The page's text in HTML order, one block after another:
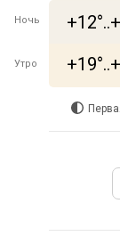
Ночь
Утро